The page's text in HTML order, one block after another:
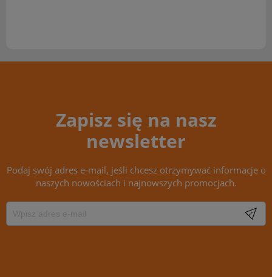
Zapisz się na nasz
newsletter
Podaj swój adres e-mail, jeśli chcesz otrzymywać informacje o
naszych nowościach i najnowszych promocjach.